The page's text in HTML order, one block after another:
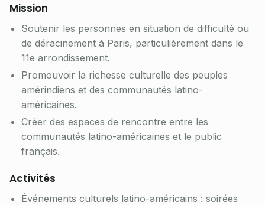
Mission
Soutenir les personnes en situation de difficulté ou
de déracinement à Paris, particulièrement dans le
11e arrondissement.
Promouvoir la richesse culturelle des peuples
amérindiens et des communautés latino-
américaines.
Créer des espaces de rencontre entre les
communautés latino-américaines et le public
français.
Activités
Événements culturels latino-américains : soirées